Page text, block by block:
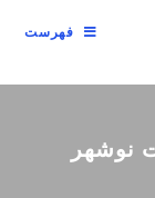
فهرست
نوشهر